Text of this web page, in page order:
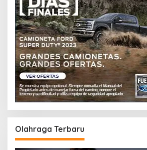
Olahraga Terbaru